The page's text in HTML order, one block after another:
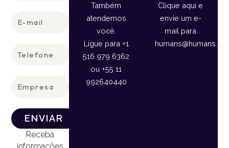
ENVIAR
Receba
informações
Também
atendemos
você.
Ligue para +1
516 979 6362
ou +55 11
992640440
Clique aqui e
envie um e-
mail para